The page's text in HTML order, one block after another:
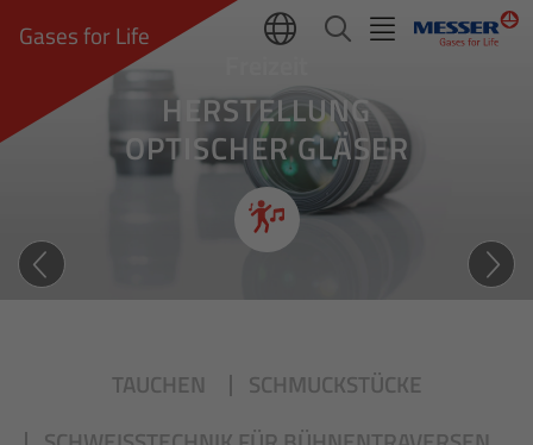
Gases for Life
HERSTELLUNG
OPTISCHER GLÄSER
Effizienter Scharfblick
TAUCHEN
SCHMUCKSTÜCKE